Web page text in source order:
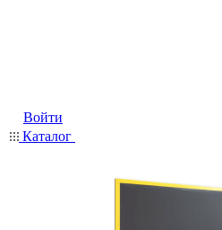
Войти
Каталог